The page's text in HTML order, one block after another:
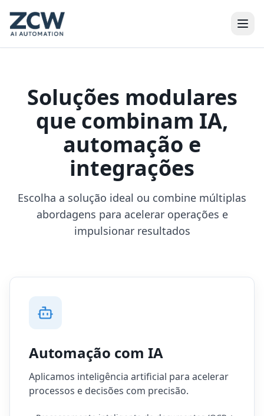
Soluções modulares
que combinam IA,
automação e
integrações
Escolha a solução ideal ou combine múltiplas
abordagens para acelerar operações e
impulsionar resultados
Automação com IA
Aplicamos inteligência artificial para acelerar
processos e decisões com precisão.